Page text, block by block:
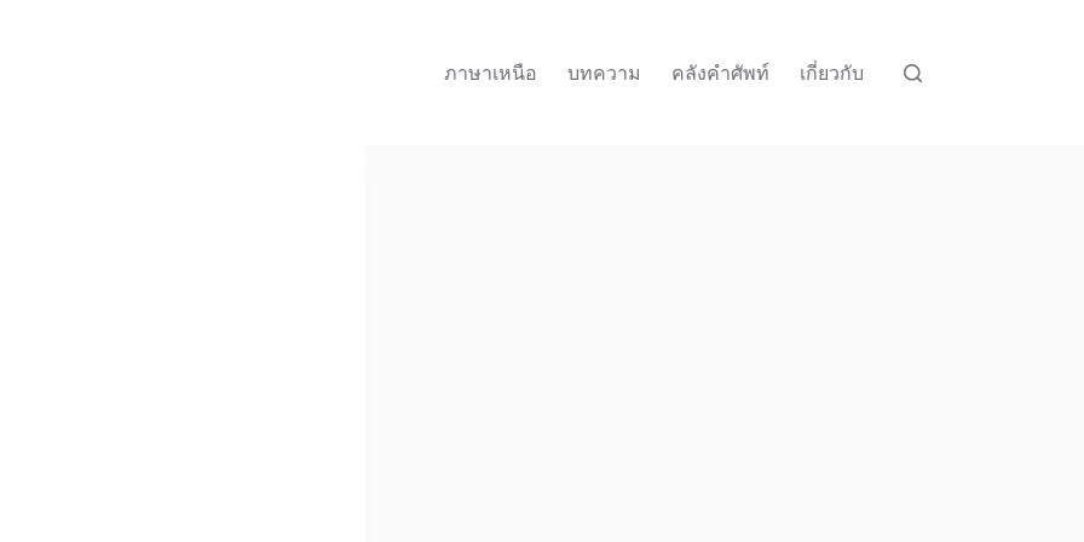
ภาษาเหนือ
บทความ คลังคำศัพท์ เกี่ยวกับ